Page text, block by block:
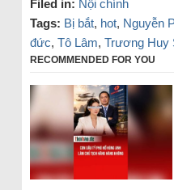
Filed in: Nội chính
Tags: Bị bắt, hot, Nguyễn
đức, Tô Lâm, Trương Huy
RECOMMENDED FOR YOU